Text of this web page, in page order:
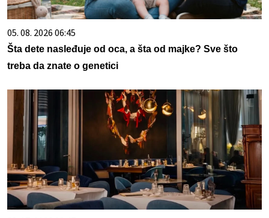
05. 08. 2026 06:45
Šta dete nasleđuje od oca, a šta od majke? Sve što
treba da znate o genetici